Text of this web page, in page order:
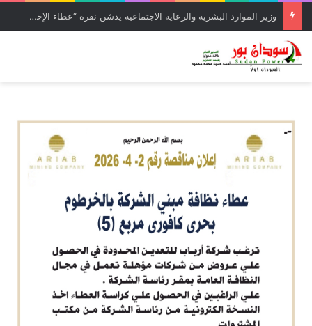
تأجيل الالم…… الحكومة التي يستحقونها د. كرار التهامي يكتب 1/2